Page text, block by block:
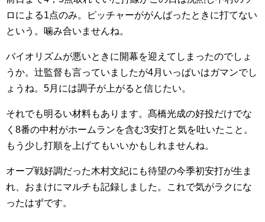
ロによる1点のみ。ピッチャーががんばったときに打てない
という。噛み合いませんね。
バイオリズムが悪いときに開幕を迎えてしまったのでしょ
うか。辻監督も言っていましたが4月いっぱいはガマンでし
ょうね。5月には調子が上がると信じたい。
それでも明るい材料もあります。髙橋光成の好投だけでな
く8番の中村がホームランを含む3安打と気を吐いたこと。
もう少し打順を上げてもいいかもしれませんね。
オープ戦好調だった木村文紀にも待望の今季初安打が生ま
れ、おまけにマルチも記録しました。これで気がラクにな
ったはずです。